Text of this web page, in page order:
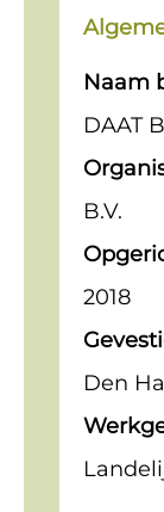
Naam
DAAT
B.V.
2018
Den